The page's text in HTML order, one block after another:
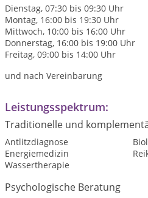
Dienstag, 07:30 bis 09:30 Uhr
Montag, 16:00 bis 19:30 Uhr
Mittwoch, 10:00 bis 16:00 Uhr
Donnerstag, 16:00 bis 19:00 Uhr
Freitag, 09:00 bis 14:00 Uhr
und nach Vereinbarung
Leistungsspektrum:
Traditionelle und
Antlitzdiagnose
Energiemedizin
Wassertherapie
Psychologische Beratung